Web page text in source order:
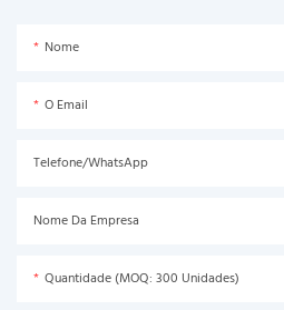
Nome
O Email
Telefone/WhatsApp
Nome Da Empresa
Quantidade (MOQ: 300 Unidades)